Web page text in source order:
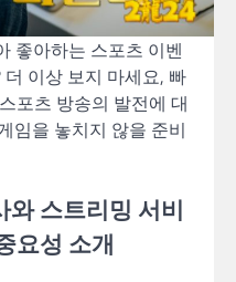
좋아하는 스포츠 이벤
이상 보지 마세요, 빠
포츠 방송의 발전에 대
임을 놓치지 않을 준비
와 스트리밍 서비
요성 소개